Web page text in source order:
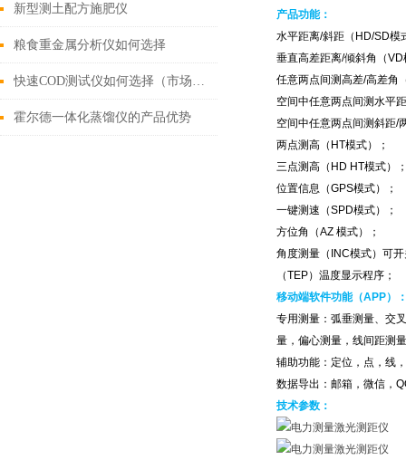
新型测土配方施肥仪
粮食重金属分析仪如何选择
快速COD测试仪如何选择（市场上好用的快速COD测试仪）
霍尔德一体化蒸馏仪的产品优势
产品功能：
水平距离/斜距（HD/SD模
垂直高差距离/倾斜角（
任意两点间测高差/高差角
空间中任意两点间测水平
空间中任意两点间测斜距/
两点测高（HT模式）；
三点测高（HD HT模式）
位置信息（GPS模式）；
一键测速（SPD模式）；
方位角（AZ 模式）；
角度测量（INC模式）可
（TEP）温度显示程序；
移动端软件功能（APP）
专用测量：弧垂测量、交
量，偏心测量，线间距测
辅助功能：定位，点，线
数据导出：邮箱，微信，
技术参数：